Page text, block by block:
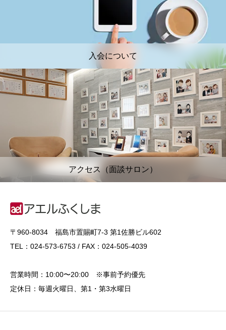
入会について
アクセス（面談サロン）
〒960-8034 福島市置賜町7-3 第1佐勝ビル602
TEL：024-573-6753 / FAX：024-505-4039
営業時間：10:00〜20:00 ※事前予約優先
定休日：毎週火曜日、第1・第3水曜日